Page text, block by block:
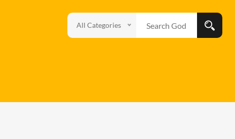
All Categories